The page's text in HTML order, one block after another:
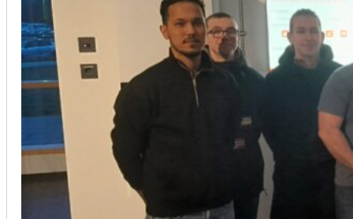
Installation von Klimaanlagen
SERVICE
Wir legen großen Wert auf Qualität und
Kundenzufriedenheit. Bei der Installation von
Klimaanlagen verwenden wir nur hochwertige
Produkte führender Hersteller und gewährleisten,
dass jede Installation nicht nur effizient, sondern
auch energieeinsparend ist.